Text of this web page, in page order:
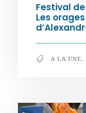
Festival
Les
A LA UNE,